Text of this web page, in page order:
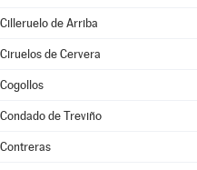
Cilleruelo de Arriba
Ciruelos de Cervera
Cogollos
Condado de Treviño
Contreras